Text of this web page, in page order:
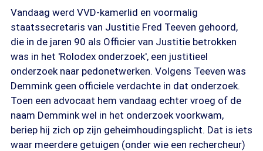
Vandaag werd VVD-kamerlid en voormalig
staatssecretaris van Justitie Fred Teeven gehoord,
die in de jaren 90 als Officier van Justitie betrokken
was in het 'Rolodex onderzoek', een justitieel
onderzoek naar pedonetwerken. Volgens Teeven was
Demmink geen officiele verdachte in dat onderzoek.
Toen een advocaat hem vandaag echter vroeg of de
naam Demmink wel in het onderzoek voorkwam,
beriep hij zich op zijn geheimhoudingsplicht. Dat is iets
waar meerdere getuigen (onder wie een rechercheur)